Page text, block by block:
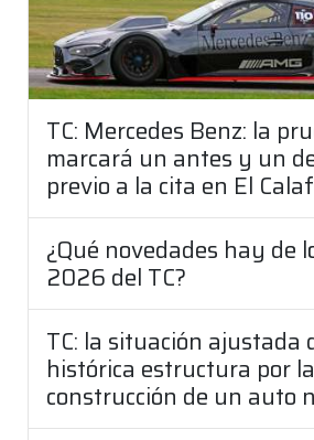
TC: Mercedes Benz: la
marcará un antes y un
previo a la cita en El
¿Qué novedades hay de
2026 del TC?
TC: la situación ajustada
histórica estructura por la
construcción de un auto